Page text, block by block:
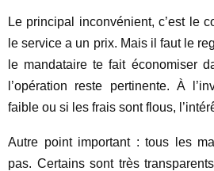
Le principal inconvénient, c’est le
le service a un prix. Mais il faut le
le mandataire te fait économiser
l’opération reste pertinente. À
faible ou si les frais sont flous,
Autre point important : tous les
pas. Certains sont très